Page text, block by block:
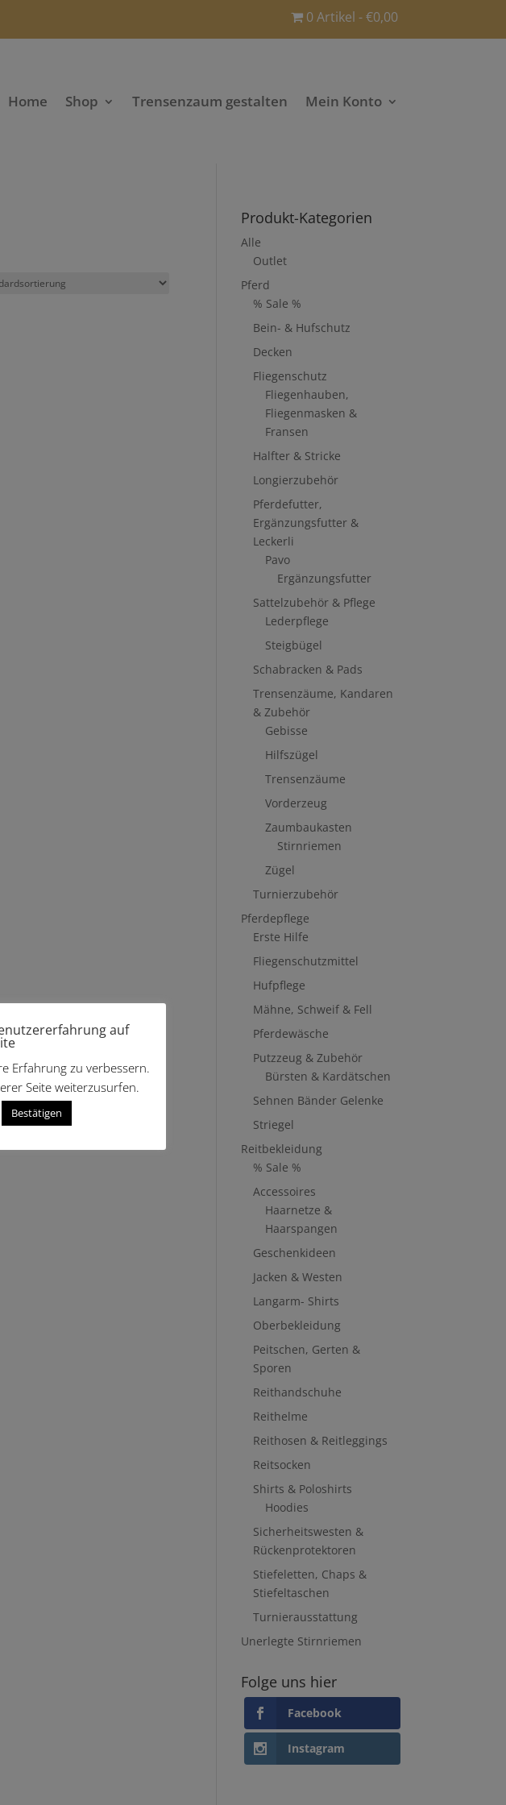
0 Artikel €0,00
Home Shop Trensenzaum gestalten Mein Konto
Produkt-Kategorien
Alle
Outlet
Pferd
% Sale %
Bein- & Hufschutz
Decken
Fliegenschutz
Fliegenhauben,
Fliegenmasken &
Fransen
Halfter & Stricke
Longierzubehör
Pferdefutter,
Ergänzungsfutter &
Leckerli
Pavo
Ergänzungsfutter
Sattelzubehör & Pflege
Lederpflege
Steigbügel
Schabracken & Pads
Trensenzäume, Kandaren
& Zubehör
Gebisse
Hilfszügel
Trensenzäume
Vorderzeug
Zaumbaukasten
Stirnriemen
Zügel
Turnierzubehör
Pferdepflege
Erste Hilfe
Fliegenschutzmittel
Hufpflege
Mähne, Schweif & Fell
Pferdewäsche
Putzzeug & Zubehör
Bürsten & Kardätschen
Sehnen Bänder Gelenke
Striegel
Reitbekleidung
% Sale %
Accessoires
Haarnetze &
Haarspangen
Geschenkideen
Jacken & Westen
Langarm- Shirts
Oberbekleidung
Peitschen, Gerten &
Sporen
Reithandschuhe
Reithelme
Reithosen & Reitleggings
Reitsocken
Shirts & Poloshirts
Hoodies
Sicherheitswesten &
Rückenprotektoren
Stiefeletten, Chaps &
Stiefeltaschen
Turnierausstattung
Unerlegte Stirnriemen
Folge uns hier
Facebook
Instagram
auf
Erfahrung zu verbessern.
Seite weiterzusurfen.
Bestätigen